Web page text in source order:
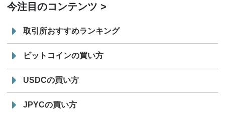
今注目のコンテンツ
取引所おすすめランキング
ビットコインの買い方
USDCの買い方
JPYCの買い方